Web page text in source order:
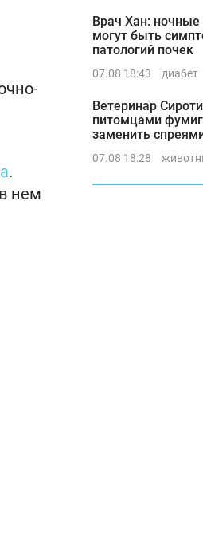
.
нем
Врач Хан:
могут быть
патологий почек
07.08 18:43 диабет
Ветеринар
питомцами
заменить
07.08 18:28